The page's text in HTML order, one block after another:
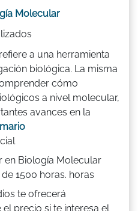
Molecular
a una herramienta
biológica. La misma
cómo
a nivel molecular,
avances en la
en Biología Molecular
1500 horas. horas
te ofrecerá
precio si te interesa el